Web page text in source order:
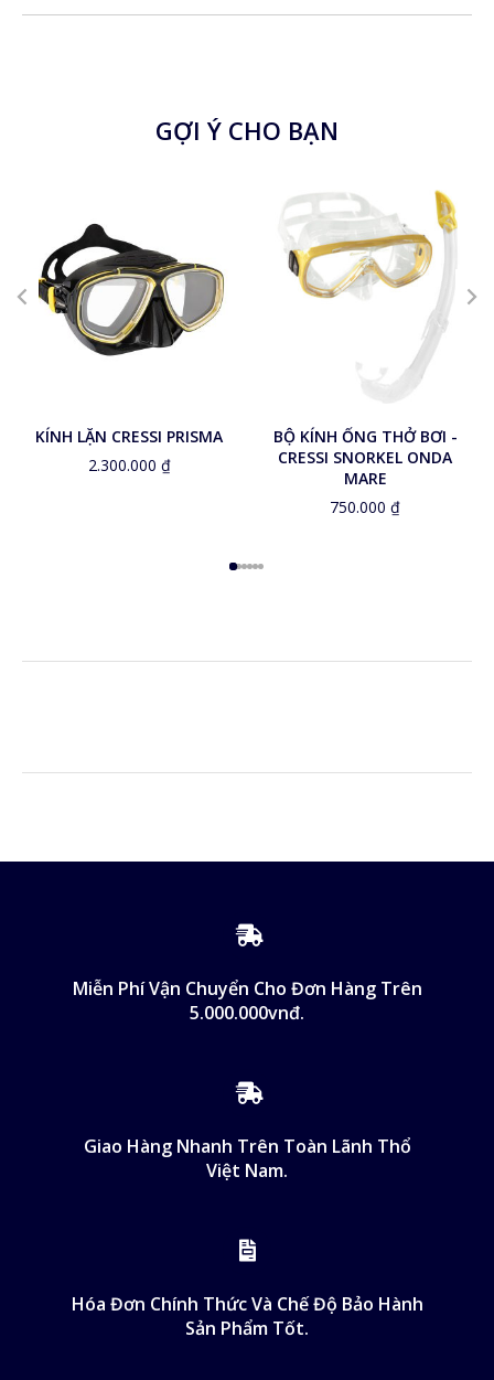
GỢI Ý CHO BẠN
KÍNH LẶN CRESSI PRISMA
2.300.000 ₫
BỘ KÍNH ỐNG THỞ BƠI -
CRESSI SNORKEL ONDA
MARE
750.000 ₫
Miễn Phí Vận Chuyển Cho Đơn Hàng Trên
5.000.000vnđ.
Giao Hàng Nhanh Trên Toàn Lãnh Thổ
Việt Nam.
Hóa Đơn Chính Thức Và Chế Độ Bảo Hành
Sản Phẩm Tốt.